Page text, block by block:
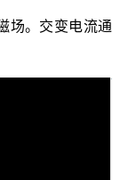
场。交变电流通